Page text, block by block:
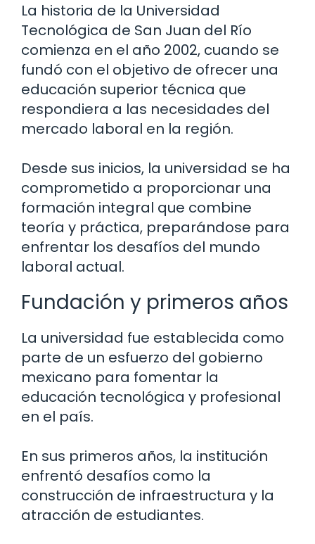
La historia de la Universidad
Tecnológica de San Juan del Río
comienza en el año 2002, cuando se
fundó con el objetivo de ofrecer una
educación superior técnica que
respondiera a las necesidades del
mercado laboral en la región.
Desde sus inicios, la universidad se ha
comprometido a proporcionar una
formación integral que combine
teoría y práctica, preparándose para
enfrentar los desafíos del mundo
laboral actual.
Fundación y primeros años
La universidad fue establecida como
parte de un esfuerzo del gobierno
mexicano para fomentar la
educación tecnológica y profesional
en el país.
En sus primeros años, la institución
enfrentó desafíos como la
construcción de infraestructura y la
atracción de estudiantes.